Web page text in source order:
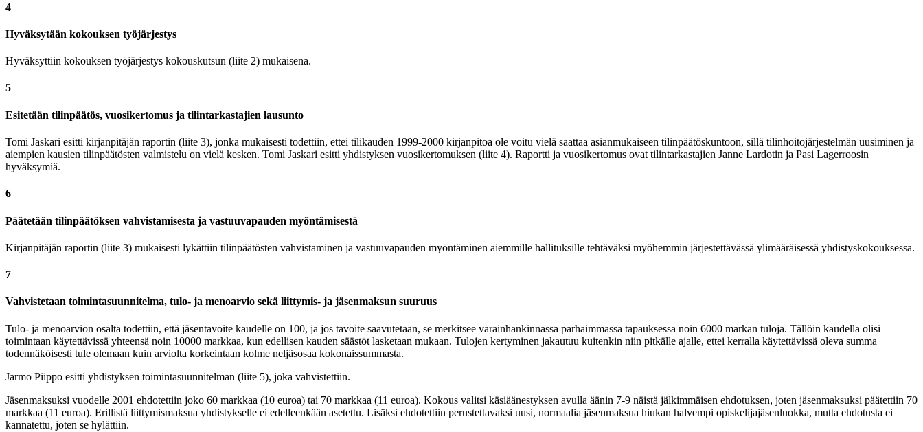
4
Hyväksytään kokouksen työjärjestys
Hyväksyttiin kokouksen työjärjestys kokouskutsun (liite 2) mukaisena.
5
Esitetään tilinpäätös, vuosikertomus ja tilintarkastajien lausunto
Tomi Jaskari esitti kirjanpitäjän raportin (liite 3), jonka mukaisesti todettiin, ettei tilikauden 1999-2000 kirjanpitoa ole voitu vielä saattaa asianmukaiseen tilinpäätöskuntoon, sillä tilinhoitojärjestelmän uusiminen ja
aiempien kausien tilinpäätösten valmistelu on vielä kesken. Tomi Jaskari esitti yhdistyksen vuosikertomuksen (liite 4). Raportti ja vuosikertomus ovat tilintarkastajien Janne Lardotin ja Pasi Lagerroosin
hyväksymiä.
6
Päätetään tilinpäätöksen vahvistamisesta ja vastuuvapauden myöntämisestä
Kirjanpitäjän raportin (liite 3) mukaisesti lykättiin tilinpäätösten vahvistaminen ja vastuuvapauden myöntäminen aiemmille hallituksille tehtäväksi myöhemmin järjestettävässä ylimääräisessä yhdistyskokouksessa.
7
Vahvistetaan toimintasuunnitelma, tulo- ja menoarvio sekä liittymis- ja jäsenmaksun suuruus
Tulo- ja menoarvion osalta todettiin, että jäsentavoite kaudelle on 100, ja jos tavoite saavutetaan, se merkitsee varainhankinnassa parhaimmassa tapauksessa noin 6000 markan tuloja. Tällöin kaudella olisi
toimintaan käytettävissä yhteensä noin 10000 markkaa, kun edellisen kauden säästöt lasketaan mukaan. Tulojen kertyminen jakautuu kuitenkin niin pitkälle ajalle, ettei kerralla käytettävissä oleva summa
todennäköisesti tule olemaan kuin arviolta korkeintaan kolme neljäsosaa kokonaissummasta.
Jarmo Piippo esitti yhdistyksen toimintasuunnitelman (liite 5), joka vahvistettiin.
Jäsenmaksuksi vuodelle 2001 ehdotettiin joko 60 markkaa (10 euroa) tai 70 markkaa (11 euroa). Kokous valitsi käsiäänestyksen avulla äänin 7-9 näistä jälkimmäisen ehdotuksen, joten jäsenmaksuksi päätettiin 70
markkaa (11 euroa). Erillistä liittymismaksua yhdistykselle ei edelleenkään asetettu. Lisäksi ehdotettiin perustettavaksi uusi, normaalia jäsenmaksua hiukan halvempi opiskelijajäsenluokka, mutta ehdotusta ei
kannatettu, joten se hylättiin.